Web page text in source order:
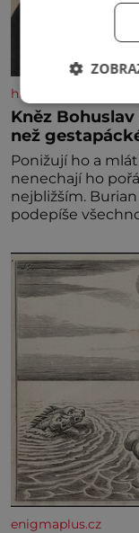
historyplus.cz
Kněz
než
Ponižují ho a
nenechají ho
nejbližším.
podepíše
výslechů nikdo
Syn brněnského
enigmaplus.cz